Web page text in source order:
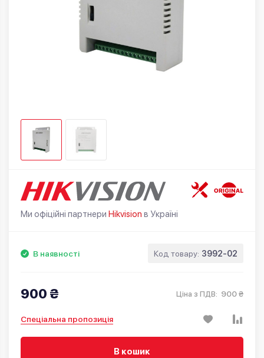
Ми офіційні партнери Hikvision в Україні
В наявності Код товару: 3992-02
900 ₴ Ціна з ПДВ: 900 ₴
Спеціальна пропозиція
В кошик